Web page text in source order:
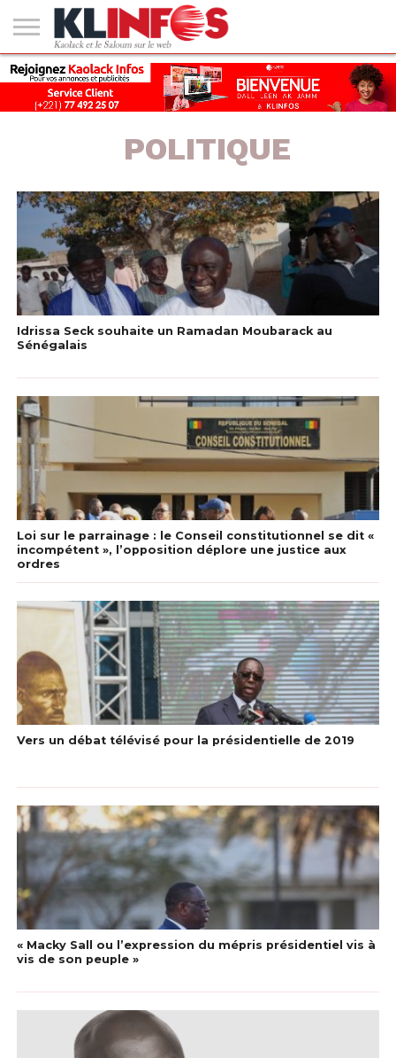
#2
(PAS
DE
TITRE)
KAOLACK
POLITIQUE
ECONOMIE
SOCIÉTÉ
CULTURE
PEOPLE
SPORT
SANTÉ
AFRIQUE
INTERNATIONAL
EMPLOI &
FORMATION
POLITIQUE
Idrissa Seck souhaite un Ramadan Moubarack au
Sénégalais
Loi sur le parrainage : le Conseil constitutionnel se dit «
incompétent », l’opposition déplore une justice aux
ordres
Vers un débat télévisé pour la présidentielle de 2019
« Macky Sall ou l’expression du mépris présidentiel vis à
vis de son peuple »